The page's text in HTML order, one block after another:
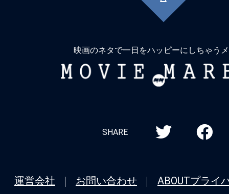
に
映画のネタで一日をハッピーにしちゃう
MOVIE
SHARE
運営会社 お問い合わせ ABOUTプライ